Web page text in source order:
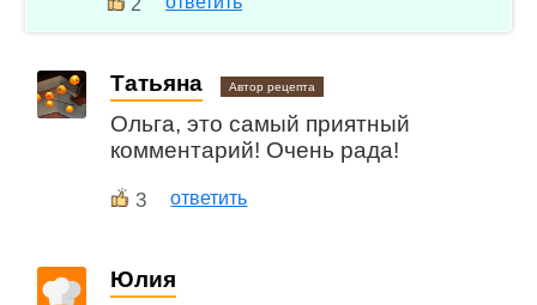
Татьяна Автор рецепта
Ольга, это самый приятный
комментарий! Очень рада!
3 ответить
Юлия